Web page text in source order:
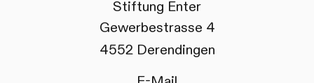
Stiftung Enter
Gewerbestrasse 4
4552 Derendingen